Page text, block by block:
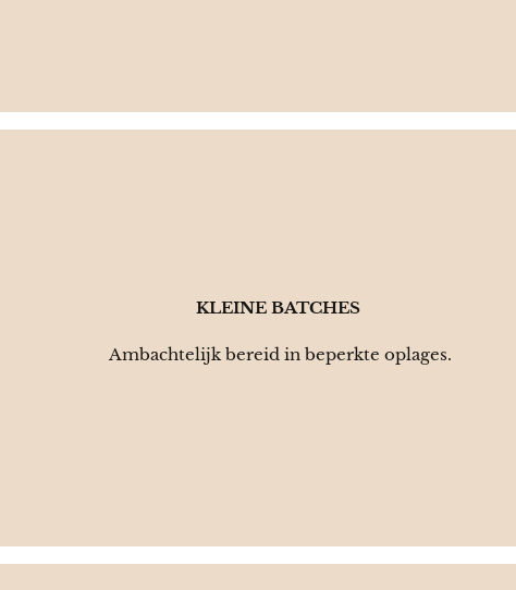
KLEINE BATCHES
Ambachtelijk bereid in beperkte oplages.